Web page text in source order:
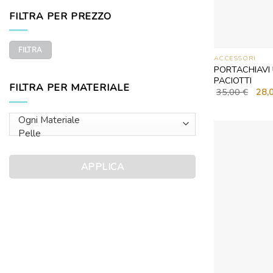
FILTRA PER PREZZO
Prezzo
Min
Prezzo
MaxFILTRA
FILTRA PER MATERIALE
APPLICA
ACCESSORI
PACIOTTI
35,00€ Il
prezzo